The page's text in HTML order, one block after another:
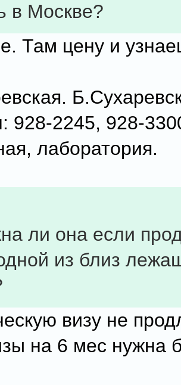
в Москве?
Там цену и
928-2245, 928-
лаборатория.
ли она если
из близ
визу не
на 6 мес нужна